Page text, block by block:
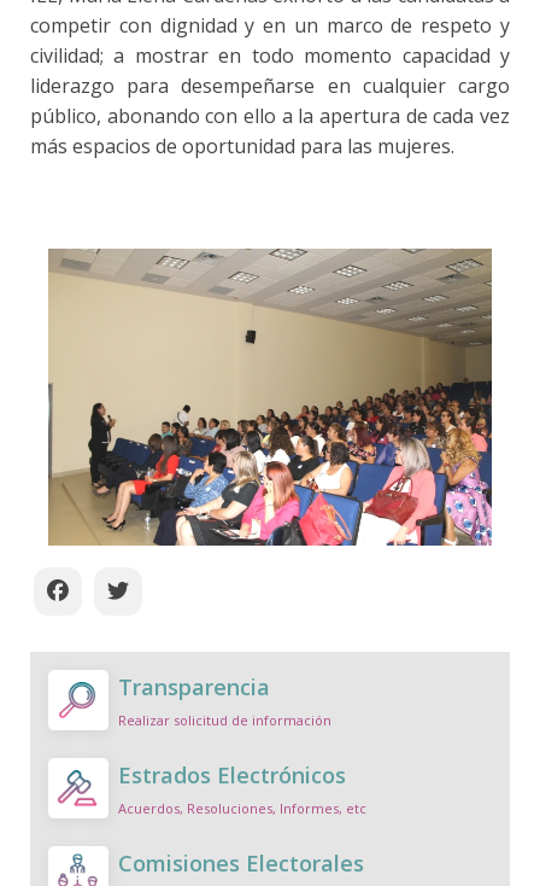
competir con dignidad y en un marco de respeto y
civilidad; a mostrar en todo momento capacidad y
liderazgo para desempeñarse en cualquier cargo
público, abonando con ello a la apertura de cada vez
más espacios de oportunidad para las mujeres.
Transparencia
Realizar solicitud de información
Estrados Electrónicos
Acuerdos, Resoluciones, Informes, etc
Comisiones Electorales